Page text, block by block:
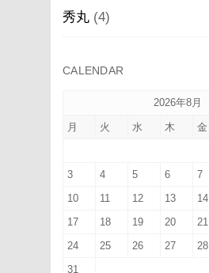
秀丸 (4)
CALENDAR
2026年8月
月 火 水 木 金
3
4 5 6 7
10
11 12 13 14
17
18 19 20 21
24
25 26 27 28
31